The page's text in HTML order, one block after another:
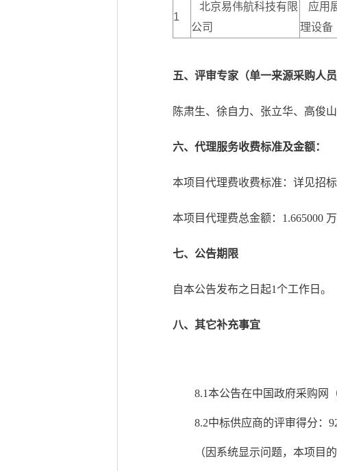
1
北京易伟航科技有限
公司
应用
理设备
五、评审专家（单一来源采购人员
陈肃生、徐自力、张立华、高俊
六、代理服务收费标准及金额：
本项目代理费收费标准：详见招
本项目代理费总金额：1.665000
七、公告期限
自本公告发布之日起1个工作日。
八、其它补充事宜
8.1本公告在中国政府采购网
8.2中标供应商的评审得分：
（因系统显示问题，本项目